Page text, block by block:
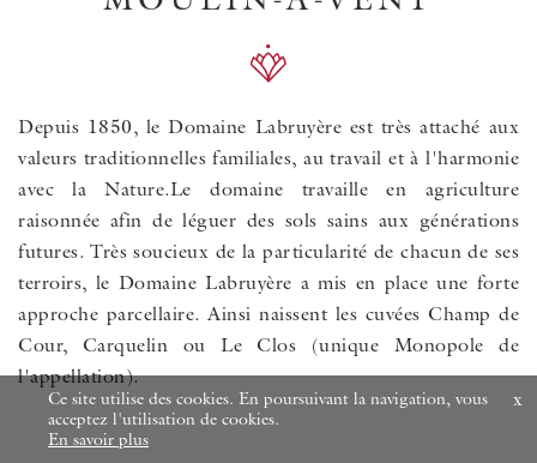
Depuis 1850, le Domaine Labruyère est très attaché aux
valeurs traditionnelles familiales, au travail et à l'harmonie
avec la Nature.Le domaine travaille en agriculture
raisonnée afin de léguer des sols sains aux générations
futures. Très soucieux de la particularité de chacun de ses
terroirs, le Domaine Labruyère a mis en place une forte
approche parcellaire. Ainsi naissent les cuvées Champ de
Cour, Carquelin ou Le Clos (unique Monopole de
l'appellation).
Ce site utilise des cookies. En poursuivant la navigation, vous
acceptez l'utilisation de cookies.
En savoir plus
x